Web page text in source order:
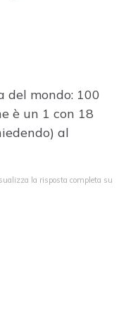
del mondo: 100
è un 1 con 18
al
la risposta completa su